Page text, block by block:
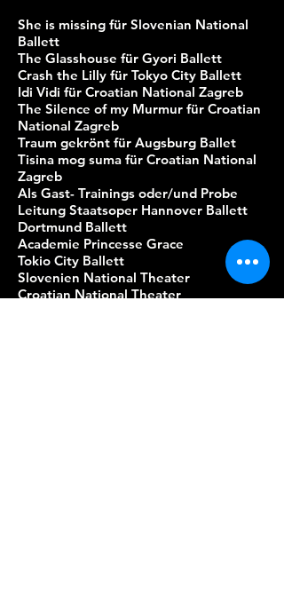
She is missing für Slovenian National
Ballett
The Glasshouse für Gyori Ballett
Crash the Lilly für Tokyo City Ballett
Idi Vidi für Croatian National Zagreb
The Silence of my Murmur für Croatian
National Zagreb
Traum gekrönt für Augsburg Ballet
Tisina mog suma für Croatian National
Zagreb
Als Gast- Trainings oder/und Probe
Leitung Staatsoper Hannover Ballett
Dortmund Ballett
Academie Princesse Grace
Tokio City Ballett
Slovenien National Theater
Croatian National Theater